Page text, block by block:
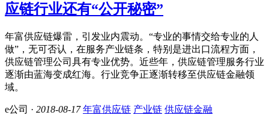
应链行业还有“公开秘密”
年富供应链爆雷，引发业内震动。“专业的事情交给专业的人
做”，无可否认，在服务产业链条，特别是进出口流程方面，
供应链管理公司具有专业优势。近些年，供应链管理服务行业
逐渐由蓝海变成红海。行业竞争正逐渐转移至供应链金融领
域。
e公司 · 2018-08-17 年富供应链 产业链 供应链金融